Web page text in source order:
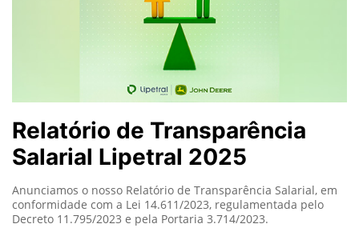
Relatório de Transparência
Salarial Lipetral 2025
Anunciamos o nosso Relatório de Transparência Salarial, em
conformidade com a Lei 14.611/2023, regulamentada pelo
Decreto 11.795/2023 e pela Portaria 3.714/2023.